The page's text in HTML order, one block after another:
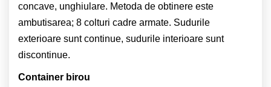
concave, unghiulare. Metoda de obtinere este
ambutisarea; 8 colturi cadre armate. Sudurile
exterioare sunt continue, sudurile interioare sunt
discontinue.
Container birou